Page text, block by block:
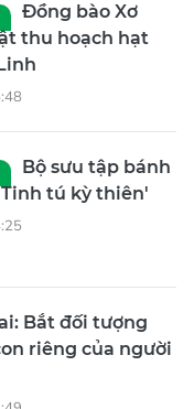
Đồng bào Xơ
thu hoạch hạt
Bộ sưu tập bánh
tú kỳ thiên'
Bắt đối tượng
riêng của người